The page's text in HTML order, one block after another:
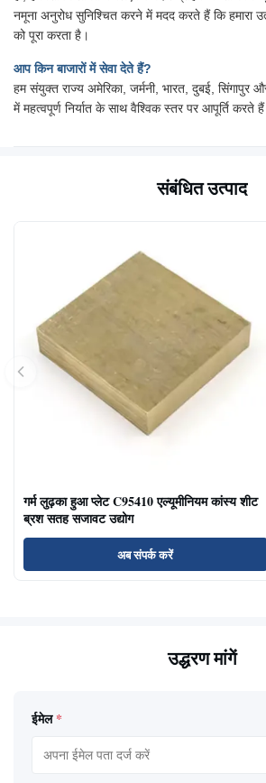
नमूना अनुरोध सुनिश्चित करने में मदद करते हैं कि हमारा
को पूरा करता है।
आप किन बाजारों में सेवा देते हैं?
हम संयुक्त राज्य अमेरिका, जर्मनी, भारत, दुबई, सिंगापुर
में महत्वपूर्ण निर्यात के साथ वैश्विक स्तर पर आपूर्ति करते
संबंधित उत्पाद
गर्म लुढ़का हुआ प्लेट C95410 एल्यूमीनियम कांस्य शीट
ब्रश सतह सजावट उद्योग
अब संपर्क करें
उद्धरण मांगें
ईमेल *